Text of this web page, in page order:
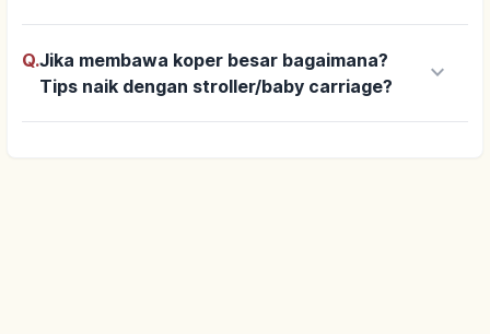
Q.Jika membawa koper besar bagaimana?
Tips naik dengan stroller/baby carriage?
keyboard_arrow_down